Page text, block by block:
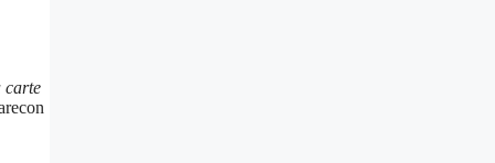
carte